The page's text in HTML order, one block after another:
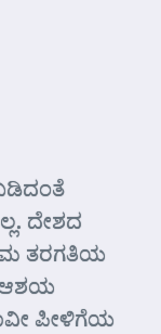
ದೇಶದ
ತರಗತಿಯ
ಆಶಯ
ಪೀಳಿಗೆಯ